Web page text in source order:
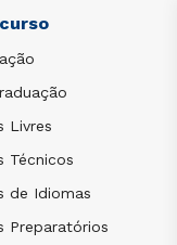
Livres
Técnicos
de Idiomas
Preparatórios